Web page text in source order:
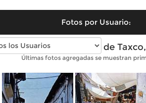
Fotos por Usuario:
Fotos antiguas de Taxco,
Últimas fotos agregadas se muestran